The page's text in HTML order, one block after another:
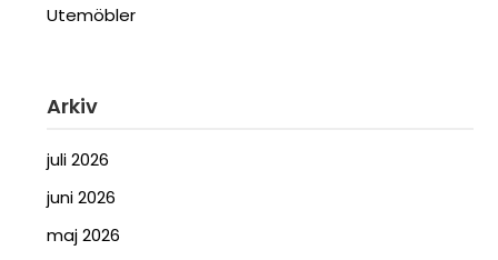
Utemöbler
Arkiv
juli 2026
juni 2026
maj 2026